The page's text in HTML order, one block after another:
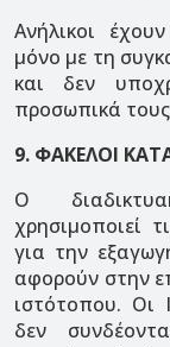
Ανήλικοι
μόνο με τη
και δεν
προσωπικά τους
9. ΦΑΚΕΛΟΙ
Ο
χρησιμοποιεί
για την
αφορούν στην
ιστότοπου. Οι
δεν